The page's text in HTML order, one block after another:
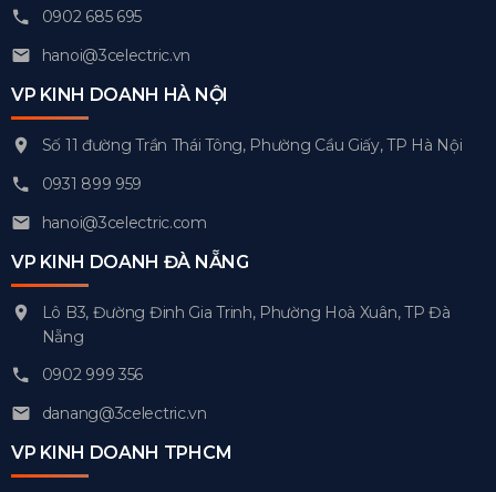
0902 685 695
hanoi@3celectric.vn
VP KINH DOANH HÀ NỘI
Số 11 đường Trần Thái Tông, Phường Cầu Giấy, TP Hà Nội
0931 899 959
hanoi@3celectric.com
VP KINH DOANH ĐÀ NẴNG
Lô B3, Đường Đinh Gia Trinh, Phường Hoà Xuân, TP Đà
Nẵng
0902 999 356
danang@3celectric.vn
VP KINH DOANH TPHCM